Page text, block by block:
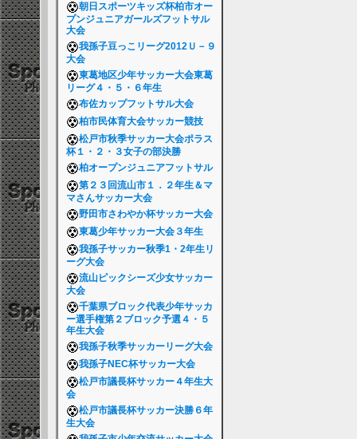
朝日スポーツキッズ杯柏市オー
プンジュニアガールズフットサル
大会
我孫子豆っこリーグ2012Ｕ－９
大会
東葛地区少年サッカー大会東葛
リーグ４・５・６年生
布佐カップフットサル大会
柏市民体育大会サッカー競技
松戸市秋季サッカー大会ポラス
杯１・２・３女子の部決勝
柏オープンジュニアフットサル
第２３回流山市１．２年生＆マ
マさんサッカー大会
野田市さわやか杯サッカー大会
東葛少年サッカー大会３年生
我孫子サッカー秋季1・2年生リ
ーグ大会
流山ピックシーズ少女サッカー
大会
千葉県ブロック代表少年サッカ
ー選手権第２ブロック予選４・５
年生大会
我孫子秋季サッカーリーグ大会
我孫子NEC杯サッカー大会
松戸市議長杯サッカー４年生大
会
松戸市議長杯サッカー決勝６年
生大会